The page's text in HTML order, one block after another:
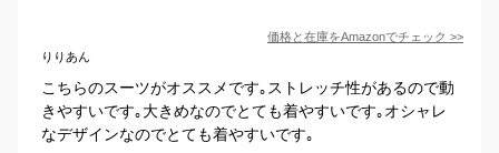
価格と在庫をAmazonでチェック >>
りりあん
こちらのスーツがオススメです｡ストレッチ性があるので動
きやすいです｡大きめなのでとても着やすいです｡オシャレ
なデザインなのでとても着やすいです｡